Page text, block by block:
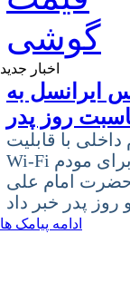
اخبار جدید
ایرانسل به
روز پدر
مودم داخلی با قابلیت
Wi-Fi و ۳۳ درصدی برای مودم USB وایمکس خود به
حضرت امام علی
ادامه پیامک ها